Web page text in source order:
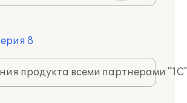
8
продукта всеми партнерами